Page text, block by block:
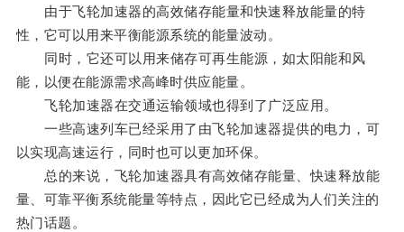
由于飞轮加速器的高效储存能量和快速释放能量的特
性，它可以用来平衡能源系统的能量波动。
同时，它还可以用来储存可再生能源，如太阳能和风
能，以便在能源需求高峰时供应能量。
飞轮加速器在交通运输领域也得到了广泛应用。
一些高速列车已经采用了由飞轮加速器提供的电力，可
以实现高速运行，同时也可以更加环保。
总的来说，飞轮加速器具有高效储存能量、快速释放能
量、可靠平衡系统能量等特点，因此它已经成为人们关注的
热门话题。